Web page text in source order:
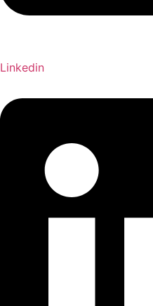
Linkedin